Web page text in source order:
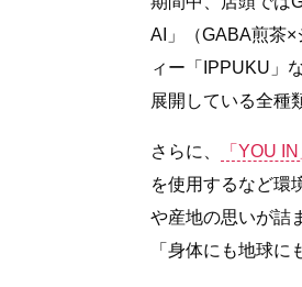
AI」（GABA煎茶
ィー「IPPUKU」
展開している全種
さらに、 「YOU IN
を使用するなど環
や産地の思いが詰
「身体にも地球